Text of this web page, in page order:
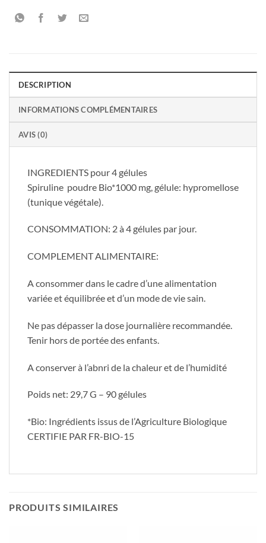
DESCRIPTION
INFORMATIONS COMPLÉMENTAIRES
AVIS (0)
INGREDIENTS pour 4 gélules
Spiruline poudre Bio*1000 mg, gélule: hypromellose
(tunique végétale).
CONSOMMATION: 2 à 4 gélules par jour.
COMPLEMENT ALIMENTAIRE:
A consommer dans le cadre d’une alimentation
variée et équilibrée et d’un mode de vie sain.
Ne pas dépasser la dose journalière recommandée.
Tenir hors de portée des enfants.
A conserver à l’abnri de la chaleur et de l’humidité
Poids net: 29,7 G – 90 gélules
*Bio: Ingrédients issus de l’Agriculture Biologique
CERTIFIE PAR FR-BIO-15
PRODUITS SIMILAIRES